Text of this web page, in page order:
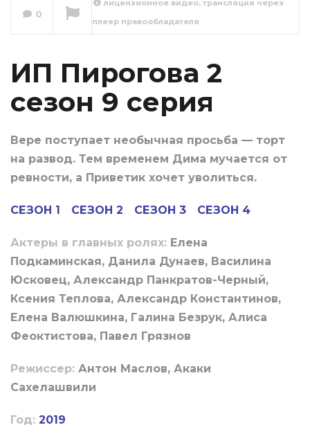
ИП Пирогова 2
0
лицензионное видео, трансляция через
плеер правообладателя
ИП Пирогова 2
сезон 9 серия
Вере поступает необычная просьба — торт
на развод. Тем временем Дима мучается от
ревности, а Приветик хочет уволиться.
СЕЗОН 1 СЕЗОН 2 СЕЗОН 3 СЕЗОН 4
Актеры в главных ролях: Елена
Подкаминская, Данила Дунаев, Василина
Юсковец, Александр Панкратов-Черный,
Ксения Теплова, Александр Константинов,
Елена Валюшкина, Галина Безрук, Алиса
Феоктистова, Павел Грязнов
Режиссер: Антон Маслов, Акаки
Сахелашвили
Год: 2019